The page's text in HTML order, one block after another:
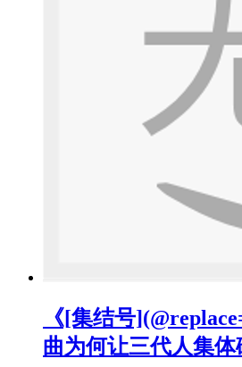
《[集结号
曲为何让三代人集体